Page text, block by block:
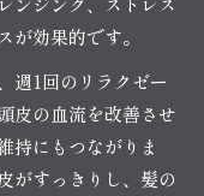
が効果的です。
週1回のリラクゼー
皮の血流を改善させ
持にもつながりま
がすっきりし、髪の